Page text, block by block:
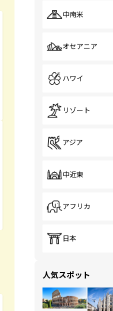
中南米
オセアニア
ハワイ
リゾート
アジア
中近東
アフリカ
日本
人気スポット